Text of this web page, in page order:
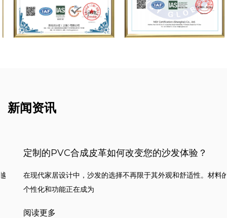
新闻资讯
定制的PVC合成皮革如何改变您的沙发体验？
在现代家居设计中，沙发的选择不再限于其外观和舒适性。材料的
个性化和功能正在成为
阅读更多